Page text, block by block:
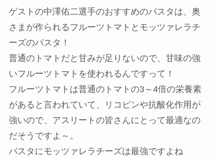
ゲストの中澤佑二選手のおすすめのパスタは、奥
さまが作られるフルーツトマトとモッツァレラチ
ーズのパスタ！
普通のトマトだと甘みが足りないので、甘味の強
いフルーツトマトを使われるんですって！
フルーツトマトは普通のトマトの3～4倍の栄養素
があると言われていて、リコピンや抗酸化作用が
強いので、アスリートの皆さんにとって最適なの
だそうですよ～。
パスタにモッツァレラチーズは最強ですよね